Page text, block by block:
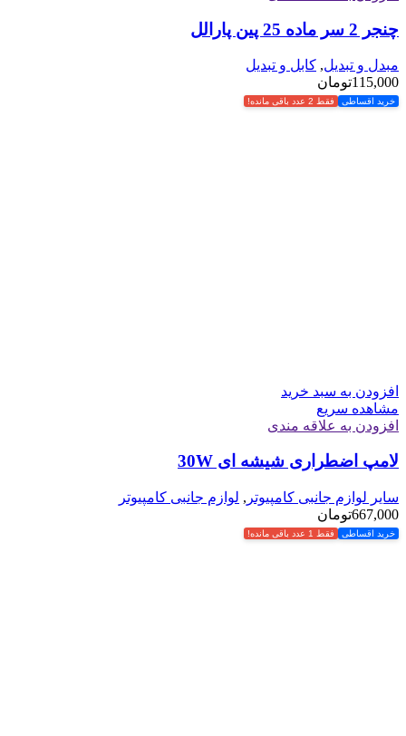
چنجر 2 سر ماده 25 پین پارالل
مبدل و تبدیل, کابل و تبدیل
115,000تومان
خرید اقساطی فقط 2 عدد باقی مانده!
افزودن به سبد خرید
مشاهده سریع
افزودن به علاقه مندی
لامپ اضطراری شیشه ای 30W
سایر لوازم جانبی کامپیوتر , لوازم جانبی کامپیوتر
667,000تومان
خرید اقساطی فقط 1 عدد باقی مانده!